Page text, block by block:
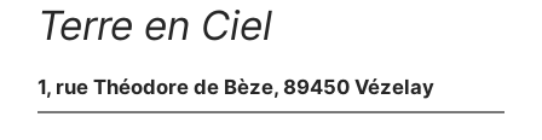
Terre en Ciel
1, rue Théodore de Bèze, 89450 Vézelay